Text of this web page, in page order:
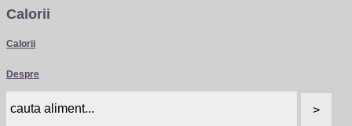
Calorii
Calorii
Despre